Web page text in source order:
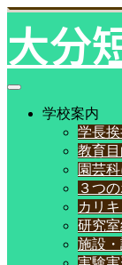
大分
学校案内
学長
教育
園芸
３つ
カリ
研究
施設